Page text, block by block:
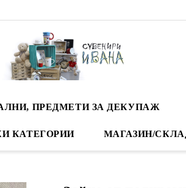
ПРЕДМЕТИ ЗА ДЕКУПАЖ
КАТЕГОРИИ МАГАЗИН/